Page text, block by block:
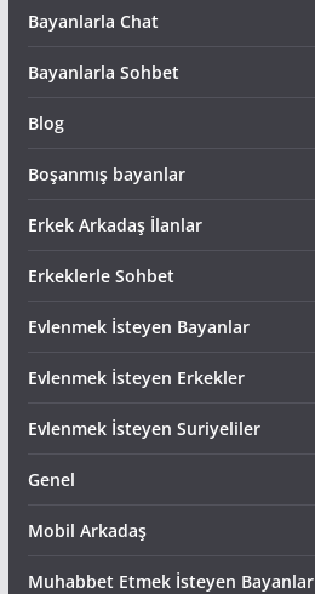
Bayanlarla Chat
Bayanlarla Sohbet
Blog
Boşanmış bayanlar
Erkek Arkadaş İlanlar
Erkeklerle Sohbet
Evlenmek İsteyen Bayanlar
Evlenmek İsteyen Erkekler
Evlenmek İsteyen Suriyeliler
Genel
Mobil Arkadaş
Muhabbet Etmek İsteyen Bayanlar